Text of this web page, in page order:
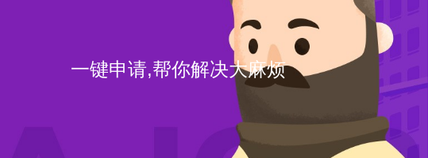
一键申请,帮你解决大麻烦